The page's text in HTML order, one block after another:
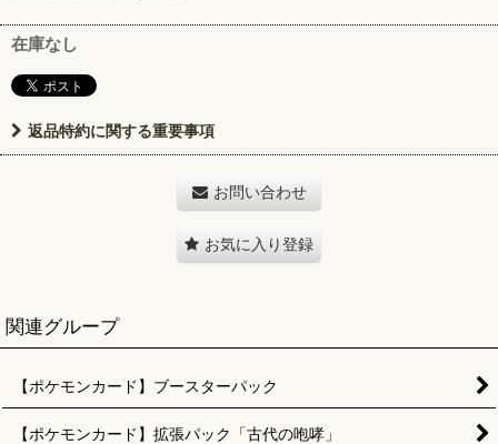
在庫なし
返品特約に関する重要事項
お問い合わせ
お気に入り登録
関連グループ
【ポケモンカード】ブースターパック
【ポケモンカード】拡張パック「古代の咆哮」